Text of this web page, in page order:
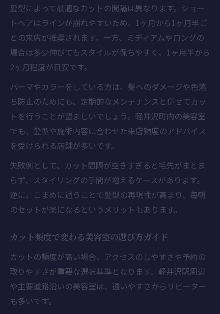
髪型によって最適なカットの間隔は異なります。ショー
トヘアはラインが崩れやすいため、1ヶ月から1ヶ月半ご
との来店が推奨されます。一方、ミディアムやロングの
場合は多少伸びてもスタイルが保ちやすく、1ヶ月半から
2ヶ月程度が目安です。
パーマやカラーをしている方は、髪へのダメージや色落
ち防止のためにも、定期的なメンテナンスと併せてカッ
トを行うことが望ましいでしょう。軽井沢町内の美容室
でも、髪型や施術内容に合わせた来店頻度のアドバイス
を受けられる店舗が多いです。
失敗例として、カット間隔が空きすぎると毛先がまとま
らず、スタイリングの手間が増えるケースがあります。
逆に、こまめに通うことで髪型の再現性が高まり、毎朝
のセットが楽になるというメリットもあります。
カット頻度で変わる美容室の選び方ガイド
カットの頻度が高い場合、アクセスのしやすさや予約の
取りやすさが重要な選択基準となります。軽井沢駅周辺
や主要道路沿いの美容室は、通いやすさからリピーター
も多いです。